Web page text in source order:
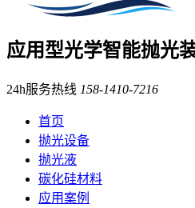
应用型光学智能抛光
24h服务热线 158-1410-7216
首页
抛光设备
抛光液
碳化硅材料
应用案例